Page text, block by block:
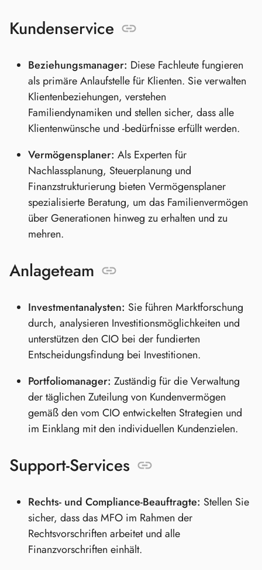
Kundenservice
Beziehungsmanager: Diese Fachleute fungieren
als primäre Anlaufstelle für Klienten. Sie verwalten
Klientenbeziehungen, verstehen
Familiendynamiken und stellen sicher, dass alle
Klientenwünsche und -bedürfnisse erfüllt werden.
Vermögensplaner: Als Experten für
Nachlassplanung, Steuerplanung und
Finanzstrukturierung bieten Vermögensplaner
spezialisierte Beratung, um das Familienvermögen
über Generationen hinweg zu erhalten und zu
mehren.
Anlageteam
Investmentanalysten: Sie führen Marktforschung
durch, analysieren Investitionsmöglichkeiten und
unterstützen den CIO bei der fundierten
Entscheidungsfindung bei Investitionen.
Portfoliomanager: Zuständig für die Verwaltung
der täglichen Zuteilung von Kundenvermögen
gemäß den vom CIO entwickelten Strategien und
im Einklang mit den individuellen Kundenzielen.
Support-Services
Rechts- und Compliance-Beauftragte: Stellen Sie
sicher, dass das MFO im Rahmen der
Rechtsvorschriften arbeitet und alle
Finanzvorschriften einhält.